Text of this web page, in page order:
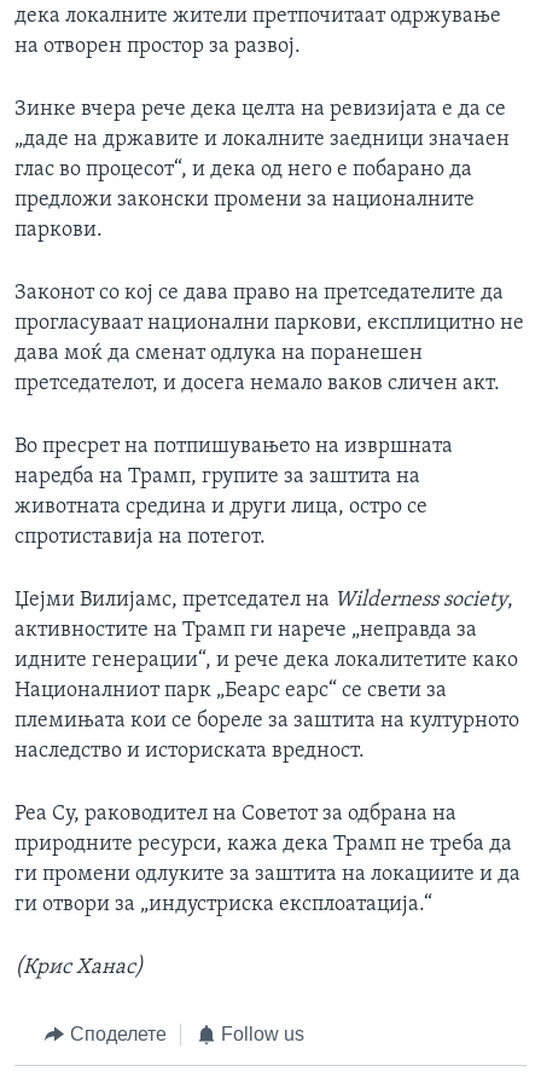
дека локалните жители претпочитаат одржување
на отворен простор за развој.
Зинке вчера рече дека целта на ревизијата е да се
„даде на државите и локалните заедници значаен
глас во процесот“, и дека од него е побарано да
предложи законски промени за националните
паркови.
Законот со кој се дава право на претседателите да
прогласуваат национални паркови, експлицитно не
дава моќ да сменат одлука на поранешен
претседателот, и досега немало ваков сличен акт.
Во пресрет на потпишувањето на извршната
наредба на Трамп, групите за заштита на
животната средина и други лица, остро се
спротиставија на потегот.
Џејми Вилијамс, претседател на Wilderness society,
активностите на Трамп ги нарече „неправда за
идните генерации“, и рече дека локалитетите како
Националниот парк „Беарс еарс“ се свети за
племињата кои се бореле за заштита на културното
наследство и историската вредност.
Реа Су, раководител на Советот за одбрана на
природните ресурси, кажа дека Трамп не треба да
ги промени одлуките за заштита на локациите и да
ги отвори за „индустриска експлоатација.“
(Крис Ханас)
Споделете Follow us